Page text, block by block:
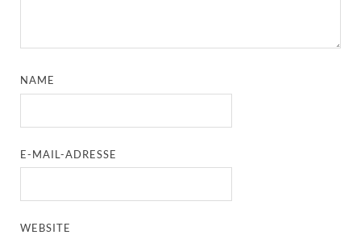
NAME
E-MAIL-ADRESSE
WEBSITE